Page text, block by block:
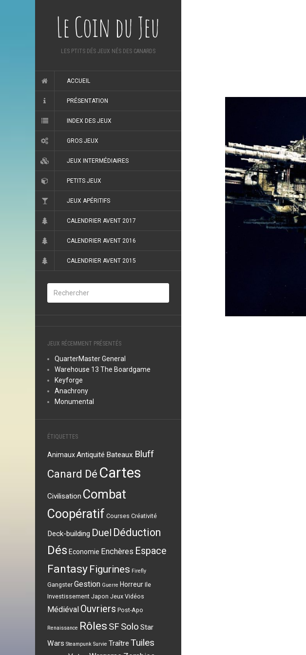
Le Coin du Jeu
LES PTITS DÉS JEUX NÉS DES CANARDS
ACCUEIL
PRÉSENTATION
INDEX DES JEUX
GROS JEUX
JEUX INTERMÉDIAIRES
PETITS JEUX
JEUX APÉRITIFS
CALENDRIER AVENT 2017
CALENDRIER AVENT 2016
CALENDRIER AVENT 2015
JEUX RÉCEMMENT PRÉSENTÉS
QuarterMaster General
Warehouse 13 The Boardgame
Keyforge
Anachrony
Monumental
ÉTIQUETTES
AnimauxAntiquité Bateaux Bluff
Canard Dé Cartes
Civilisation Combat
Coopératif Courses Créativité
Deck-building Duel Déduction
Dés Economie Enchères Espace
Fantasy Figurines Firefly
Gangster Gestion Guerre Horreur Ile
Investissement Japon Jeux Vidéos
Médiéval Ouvriers Post-Apo
Renaissance Rôles SFSolo Star
Wars Steampunk Survie Traître Tuiles